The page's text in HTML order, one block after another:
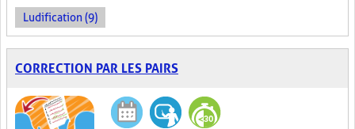
Ludification (9)
CORRECTION PAR LES PAIRS